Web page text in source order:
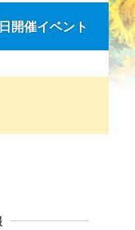
開催イベント